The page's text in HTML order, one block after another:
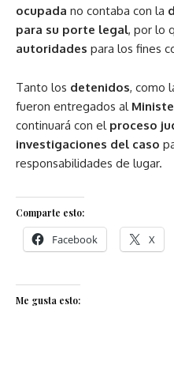
ocupada no contaba con la
para su porte legal, por lo
autoridades para los fines
Tanto los detenidos, como
fueron entregados al
continuará con el proceso
investigaciones del caso
responsabilidades de lugar.
Comparte esto:
Facebook X
Me gusta esto: